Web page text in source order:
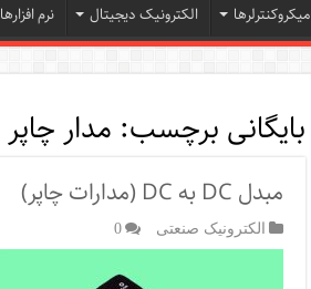
میکروکنترلرها الکترونیک دیجیتال نرم افزارها
بایگانی برچسب: مدار چاپر
مبدل DC به DC (مدارات چاپر)
الکترونیک صنعتی 0